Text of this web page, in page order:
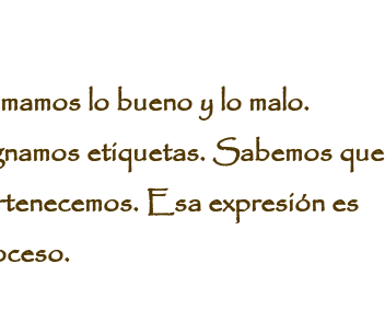
lo bueno y lo malo.
etiquetas. Sabemos que
Esa expresión es